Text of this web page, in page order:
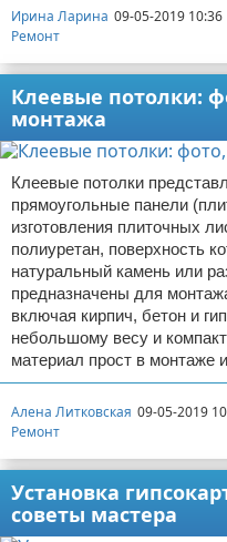
Ирина Ларина 09-05-2019 10:36
Ремонт
Клеевые потолки:
монтажа
Клеевые потолки
прямоугольные панели
изготовления плиточных
полиуретан, поверхность
натуральный камень или
предназначены для
включая кирпич, бетон и
небольшому весу и
материал прост в монтаже
Алена Литковская 09-05-2019
Ремонт
Установка
советы мастера